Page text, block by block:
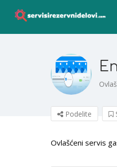
Podelite
Ovlašćeni servis